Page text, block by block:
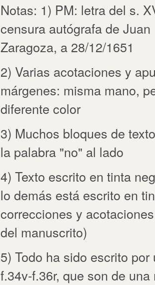
Notas: 1) PM: letra del s.
censura autógrafa de
Zaragoza, a 28/12/1651
2) Varias acotaciones y
márgenes: misma mano,
diferente color
3) Muchos bloques de
la palabra "no" al lado
4) Texto escrito en tinta
lo demás está escrito en
correcciones y
del manuscrito)
5) Todo ha sido escrito
f.34v-f.36r, que son de